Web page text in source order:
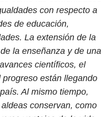
con respecto a
de educación,
La extensión de la
la enseñanza y de una
científicos, el
están llegando
Al mismo tiempo,
conservan, como